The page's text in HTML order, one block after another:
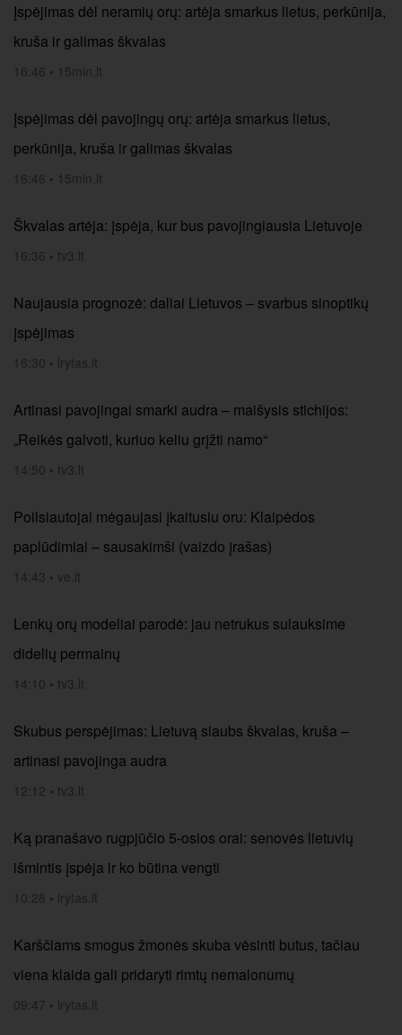
Įspėjimas dėl neramių orų: artėja smarkus lietus, perkūnija,
kruša ir galimas škvalas
16:46 • 15min.lt
Įspėjimas dėl pavojingų orų: artėja smarkus lietus,
perkūnija, kruša ir galimas škvalas
16:46 • 15min.lt
Škvalas artėja: įspėja, kur bus pavojingiausia Lietuvoje
16:36 • tv3.lt
Naujausia prognozė: daliai Lietuvos – svarbus sinoptikų
įspėjimas
16:30 • lrytas.lt
Artinasi pavojingai smarki audra – maišysis stichijos:
„Reikės galvoti, kuriuo keliu grįžti namo“
14:50 • tv3.lt
Poilsiautojai mėgaujasi įkaitusiu oru: Klaipėdos
paplūdimiai – sausakimši (vaizdo įrašas)
14:43 • ve.lt
Lenkų orų modeliai parodė: jau netrukus sulauksime
didelių permainų
14:10 • tv3.lt
Skubus perspėjimas: Lietuvą siaubs škvalas, kruša –
artinasi pavojinga audra
12:12 • tv3.lt
Ką pranašavo rugpjūčio 5-osios orai: senovės lietuvių
išmintis įspėja ir ko būtina vengti
10:28 • lrytas.lt
Karščiams smogus žmonės skuba vėsinti butus, tačiau
viena klaida gali pridaryti rimtų nemalonumų
09:47 • lrytas.lt